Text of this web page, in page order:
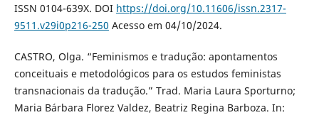
ISSN 0104-639X. DOI https://doi.org/10.11606/issn.2317-
9511.v29i0p216-250 Acesso em 04/10/2024.
CASTRO, Olga. “Feminismos e tradução: apontamentos
conceituais e metodológicos para os estudos feministas
transnacionais da tradução.” Trad. Maria Laura Sporturno;
Maria Bárbara Florez Valdez, Beatriz Regina Barboza. In: